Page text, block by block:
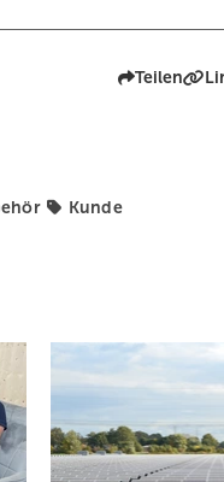
Teilen
Kunde